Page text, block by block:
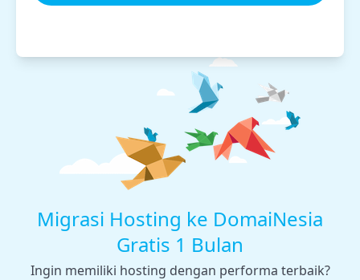
Migrasi Hosting ke DomaiNesia
Gratis 1 Bulan
Ingin memiliki hosting dengan performa terbaik?